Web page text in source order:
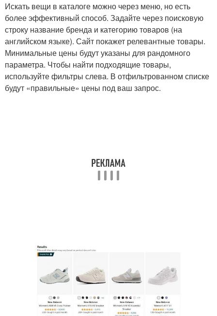
Искать вещи в каталоге можно через меню, но есть
более эффективный способ. Задайте через поисковую
строку название бренда и категорию товаров (на
английском языке). Сайт покажет релевантные товары.
Минимальные цены будут указаны для рандомного
параметра. Чтобы найти подходящие товары,
используйте фильтры слева. В отфильтрованном списке
будут «правильные» цены под ваш запрос.